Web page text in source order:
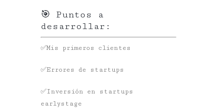
🎯 Puntos a
desarrollar:
✅Mis primeros clientes
✅Errores de startups
✅Inversión en startups
earlystage